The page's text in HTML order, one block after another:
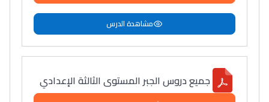
مشاهدة الدرس
جميع دروس الجبر المستوى الثالثة الإعدادي